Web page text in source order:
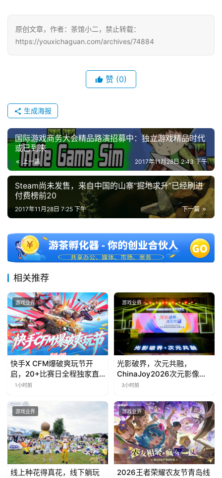
对
接
站
中
文
(
中
国
原创文章，作者：茶馆小二，禁止转载：
https://youxichaguan.com/archives/74884
赞 (0)
生成海报
国际游戏商务大会精品路演招募中：独立游戏精品时代
或已到来
上一篇 2017年11月28日 2:43 下午
Steam尚未发售，来自中国的山寨“掘地求升”已经刷进
付费榜前20
下一篇
2017年11月28日 7:25 下午
相关推荐
游戏业界
快手X CFM爆破爽玩节开
启，20+比赛日全程独家直
播
1小时前
游戏业界
光影破界，次元共融，
ChinaJoy2026次元影像生
态标准化发展大会盛大召开
3小时前
游戏业界
线上种花得真花，线下躺玩
游戏业界
2026王者荣耀农友节青岛线